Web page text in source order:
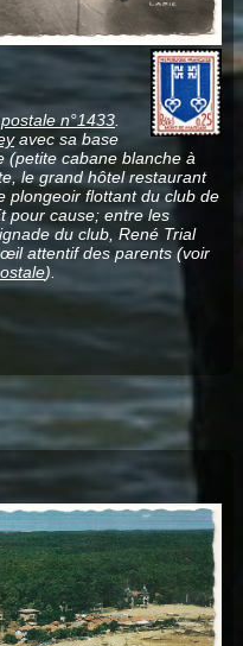
n°1433.
avec sa base
(petite cabane blanche à
le grand hôtel restaurant
plongeoir flottant du club de
pour cause; entre les
du club, René Trial
attentif des parents (voir
).